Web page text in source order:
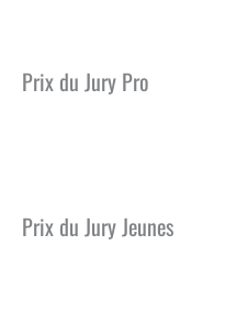
Prix du Jury Pro
Prix du Jury Jeunes